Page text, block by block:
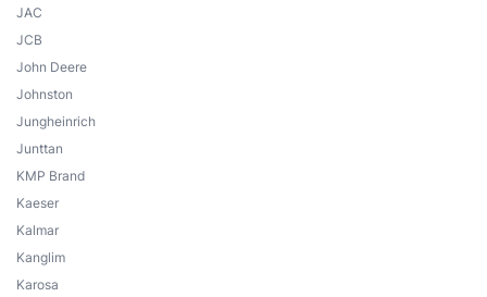
JAC
JCB
John Deere
Johnston
Jungheinrich
Junttan
KMP Brand
Kaeser
Kalmar
Kanglim
Karosa